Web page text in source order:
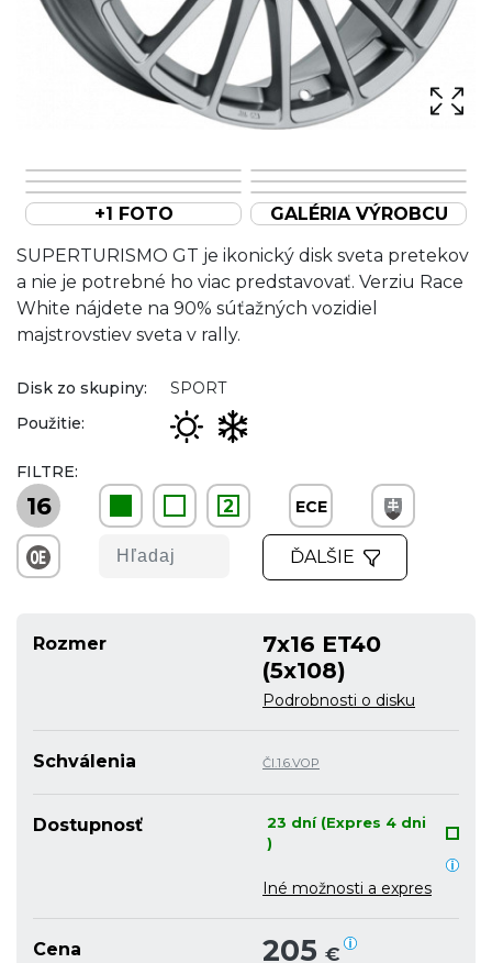
+1 FOTO
GALÉRIA VÝROBCU
SUPERTURISMO GT je ikonický disk sveta pretekov
a nie je potrebné ho viac predstavovať. Verziu Race
White nájdete na 90% súťažných vozidiel
majstrovstiev sveta v rally.
Disk zo skupiny:
SPORT
Použitie:
FILTRE:
16 2 ECE
ĎALŠIE
Rozmer
7x16 ET40
(5x108)
Podrobnosti o disku
Schválenia Čl.1.6.VOP
Dostupnosť
23 dní (Expres 4 dni
)
Iné možnosti a expres
Cena 205 €